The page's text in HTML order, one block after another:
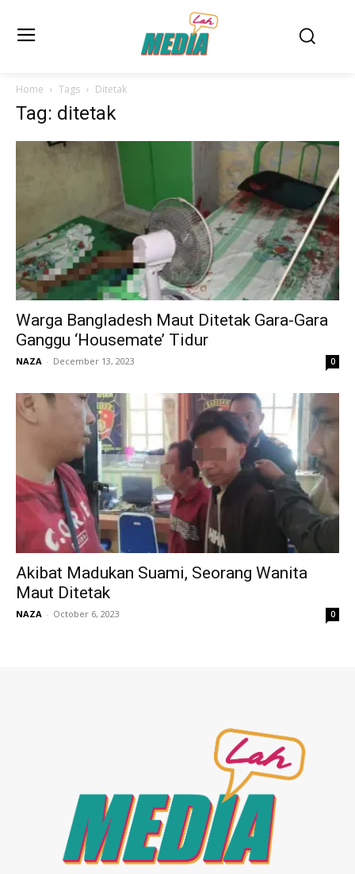
Home Tags Ditetak
Tag: ditetak
Warga Bangladesh Maut Ditetak Gara-Gara
Ganggu ‘Housemate’ Tidur
NAZA - December 13, 2023 0
Akibat Madukan Suami, Seorang Wanita
Maut Ditetak
NAZA - October 6, 2023 0